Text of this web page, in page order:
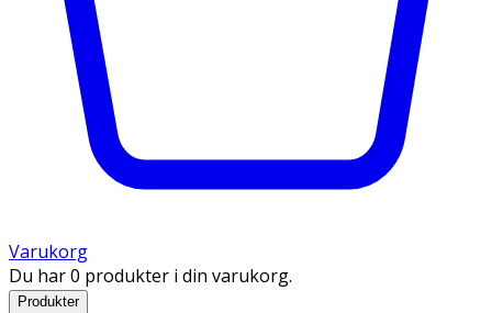
Varukorg
Du har 0 produkter i din varukorg.
Produkter